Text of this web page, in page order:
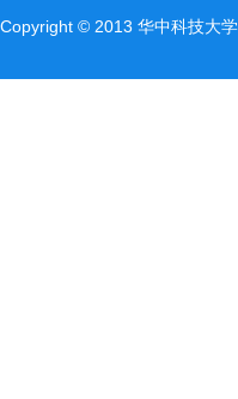
Copyright©2013华中科技大